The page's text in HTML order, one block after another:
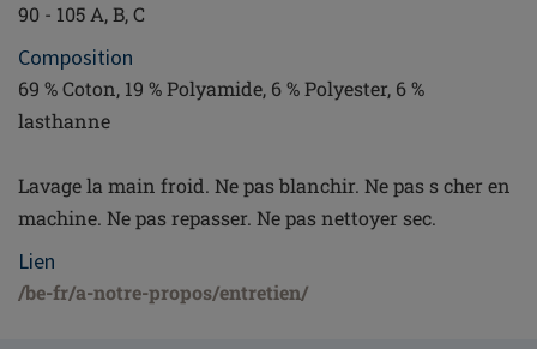
90 - 105 A, B, C
Composition
69 % Coton, 19 % Polyamide, 6 % Polyester, 6 %
lasthanne
Lavage la main froid. Ne pas blanchir. Ne pas s cher en
machine. Ne pas repasser. Ne pas nettoyer sec.
Lien
/be-fr/a-notre-propos/entretien/